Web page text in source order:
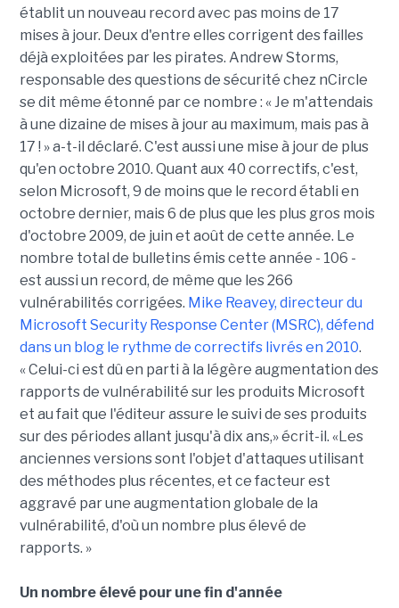
établit un nouveau record avec pas moins de 17
mises à jour. Deux d'entre elles corrigent des failles
déjà exploitées par les pirates. Andrew Storms,
responsable des questions de sécurité chez nCircle
se dit même étonné par ce nombre : « Je m'attendais
à une dizaine de mises à jour au maximum, mais pas à
17 ! » a-t-il déclaré. C'est aussi une mise à jour de plus
qu'en octobre 2010. Quant aux 40 correctifs, c'est,
selon Microsoft, 9 de moins que le record établi en
octobre dernier, mais 6 de plus que les plus gros mois
d'octobre 2009, de juin et août de cette année. Le
nombre total de bulletins émis cette année - 106 -
est aussi un record, de même que les 266
vulnérabilités corrigées. Mike Reavey, directeur du
Microsoft Security Response Center (MSRC), défend
dans un blog le rythme de correctifs livrés en 2010.
« Celui-ci est dû en parti à la légère augmentation des
rapports de vulnérabilité sur les produits Microsoft
et au fait que l'éditeur assure le suivi de ses produits
sur des périodes allant jusqu'à dix ans,» écrit-il. «Les
anciennes versions sont l'objet d'attaques utilisant
des méthodes plus récentes, et ce facteur est
aggravé par une augmentation globale de la
vulnérabilité, d'où un nombre plus élevé de
rapports. »
Un nombre élevé pour une fin d'année